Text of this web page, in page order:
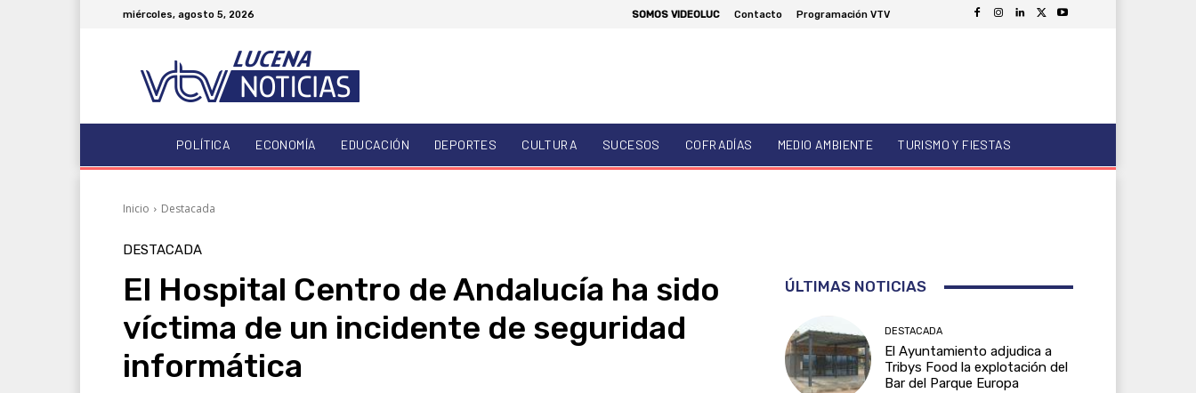
miércoles, agosto 5, 2026 SOMOS VIDEOLUC Contacto Programación VTV
POLÍTICA ECONOMÍA EDUCACIÓN DEPORTES CULTURA SUCESOS COFRADÍAS MEDIO AMBIENTE TURISMO Y FIESTAS
Inicio Destacada
DESTACADA
El Hospital Centro de Andalucía ha sido
víctima de un incidente de seguridad
informática
ÚLTIMAS NOTICIAS
DESTACADA
El Ayuntamiento adjudica a
Tribys Food la explotación del
Bar del Parque Europa